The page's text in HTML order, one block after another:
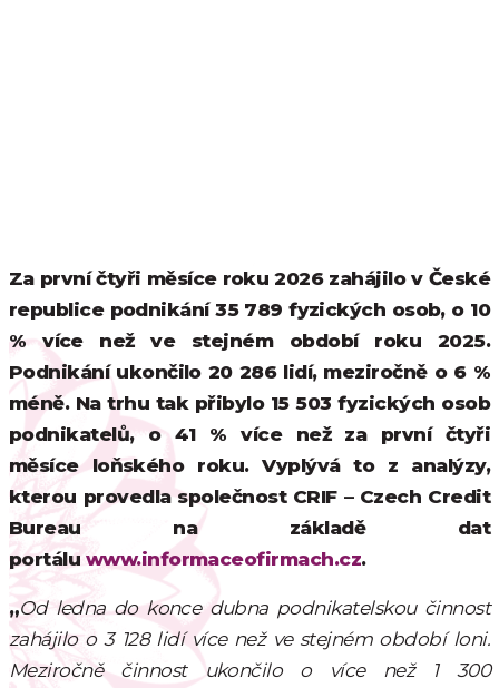
Za první čtyři měsíce roku 2026 zahájilo v České
republice podnikání 35 789 fyzických osob, o 10
% více než ve stejném období roku 2025.
Podnikání ukončilo 20 286 lidí, meziročně o 6 %
méně. Na trhu tak přibylo 15 503 fyzických osob
podnikatelů, o 41 % více než za první čtyři
měsíce loňského roku. Vyplývá to z analýzy,
kterou provedla společnost CRIF – Czech Credit
Bureau na základě dat
portálu www.informaceofirmach.cz.
„Od ledna do konce dubna podnikatelskou činnost
zahájilo o 3 128 lidí více než ve stejném období loni.
Meziročně činnost ukončilo o více než 1 300